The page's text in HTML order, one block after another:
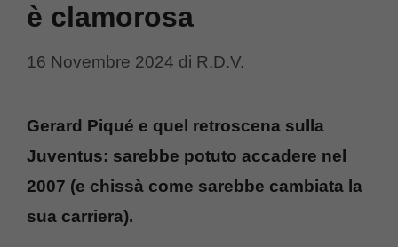
è clamorosa
16 Novembre 2024 di R.D.V.
Gerard Piqué e quel retroscena sulla
Juventus: sarebbe potuto accadere nel
2007 (e chissà come sarebbe cambiata la
sua carriera).